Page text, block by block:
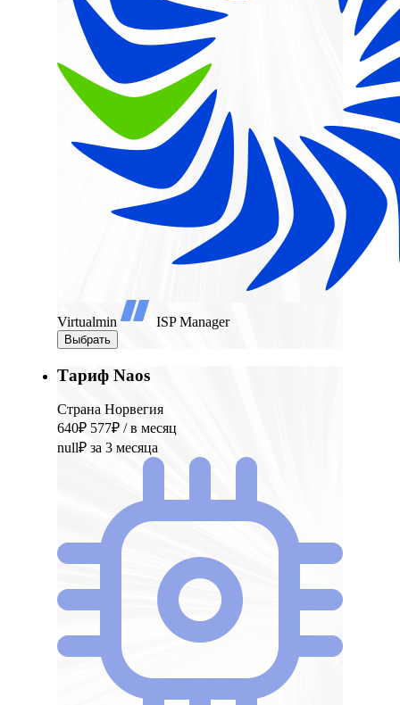
Virtualmin ISP Manager
Выбрать
Тариф Naos
Страна Норвегия
640₽ 577₽ / в месяц
null₽ за 3 месяца